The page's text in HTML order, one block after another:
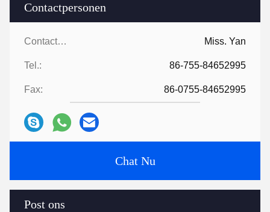
Contactpersonen
Contactpersonen: Miss. Yan
Tel.: 86-755-84652995
Fax: 86-0755-84652995
Chat Nu
Post ons